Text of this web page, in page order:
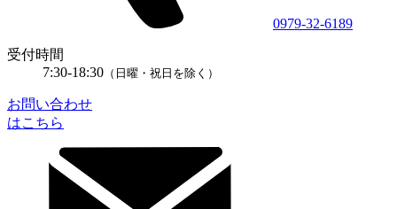
0979-32-6189
受付時間
7:30-18:30 （日曜・祝日を除く）
お問い合わせ
はこちら